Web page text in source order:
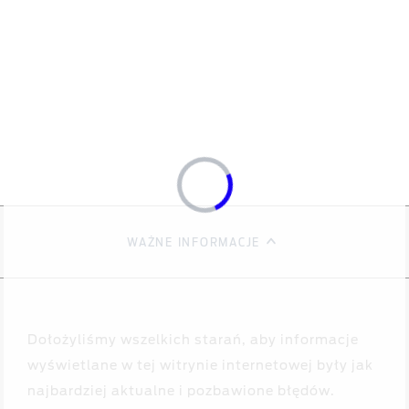
WAŻNE INFORMACJE
Dołożyliśmy wszelkich starań, aby informacje
wyświetlane w tej witrynie internetowej były jak
najbardziej aktualne i pozbawione błędów.